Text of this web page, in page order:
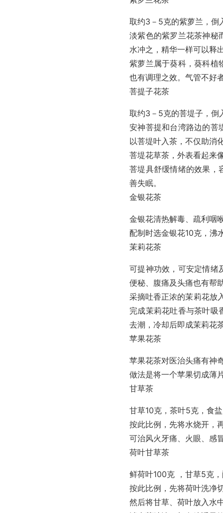
取约3－5克的紫萝兰，
淡紫色的紫罗兰花茶神秘
水冲之，精华一样可以释
紫萝兰属于葵科，葵科植
也有调理之效。气管不好
菩提子花茶
取约3－5克的菩堤子，
安神菩提和台湾路边的菩
以菩堤叶入茶，不仅助消
菩堤花草茶，外表看起来
菩堤具舒缓情绪的效果，
善失眠。
金银花茶
金银花清热解毒、疏利咽
配制时选金银花10克，沸
茉莉花茶
可提神功效，可安定情绪
便秘、腹痛及头痛也有帮
采摘吐香正浓的茉莉花放
完成茉莉花吐香与茶叶吸
去潮，冷却后即成茉莉花
苹果花茶
苹果花茶对医治头痛有神
做法是将一个苹果切成薄
甘草茶
甘草10克，茶叶5克，食
按此比例，先将水烧开，
可治风火牙痛、火眼、感
荷叶甘草茶
鲜荷叶100克 ，甘草5克
按此比例，先将荷叶洗净
然后将甘草、荷叶放入水